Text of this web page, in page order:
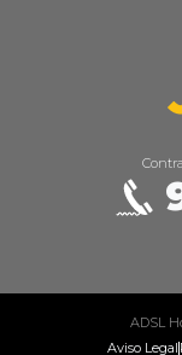
ADSL
Aviso Legal